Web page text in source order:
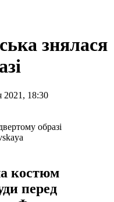
знялася
2021, 18:30
костюм
перед